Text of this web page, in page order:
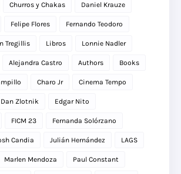
Churros y Chakas Daniel Krauze
Felipe Flores Fernando Teodoro
Tregillis Libros Lonnie Nadler
Alejandra Castro Authors Books
Charo Jr Cinema Tempo
Dan Zlotnik Edgar Nito
FICM 23 Fernanda Solórzano
Candia Julián Hernández LAGS
Marlen Mendoza Paul Constant